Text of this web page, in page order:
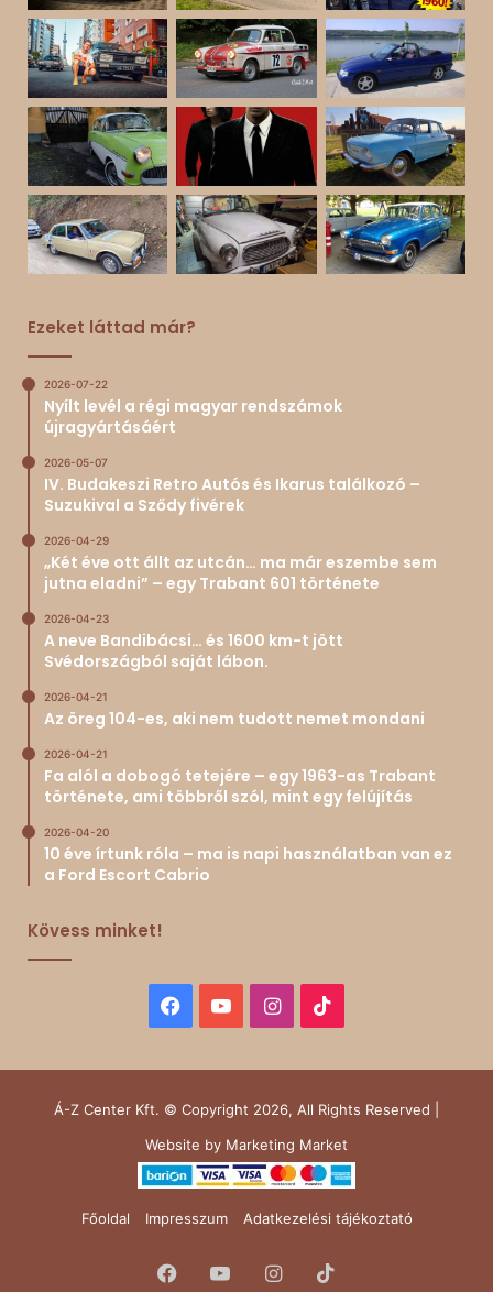
Ezeket láttad már?
2026-07-22
Nyílt levél a régi magyar rendszámok
újragyártásáért
2026-05-07
IV. Budakeszi Retro Autós és Ikarus találkozó –
Suzukival a Sződy fivérek
2026-04-29
„Két éve ott állt az utcán… ma már eszembe sem
jutna eladni” – egy Trabant 601 története
2026-04-23
A neve Bandibácsi… és 1600 km-t jött
Svédországból saját lábon.
2026-04-21
Az öreg 104-es, aki nem tudott nemet mondani
2026-04-21
Fa alól a dobogó tetejére – egy 1963-as Trabant
története, ami többről szól, mint egy felújítás
2026-04-20
10 éve írtunk róla – ma is napi használatban van ez
a Ford Escort Cabrio
Kövess minket!
Facebook
YouTubeInstagram
Á-Z Center Kft. © Copyright 2026, All Rights Reserved |
Website by Marketing Market
Főoldal Impresszum Adatkezelési tájékoztató
Facebook
YouTubeInstagram